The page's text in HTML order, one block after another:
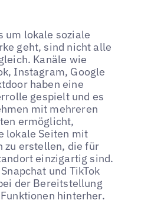
um lokale soziale
geht, sind nicht alle
Kanäle wie
Instagram, Google
haben eine
gespielt und es
mit mehreren
ermöglicht,
lokale Seiten mit
zu erstellen, die für
einzigartig sind.
und TikTok
der Bereitstellung
hinterher.